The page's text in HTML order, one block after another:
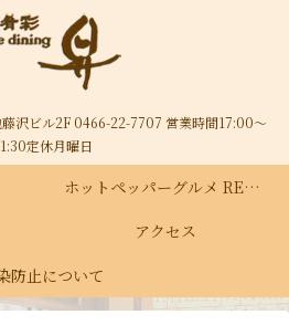
沢ビル2F 0466-22-7707 営業時間17:00～
定休月曜日
ホットペッパーグルメ RECRUIT
アクセス
防止について